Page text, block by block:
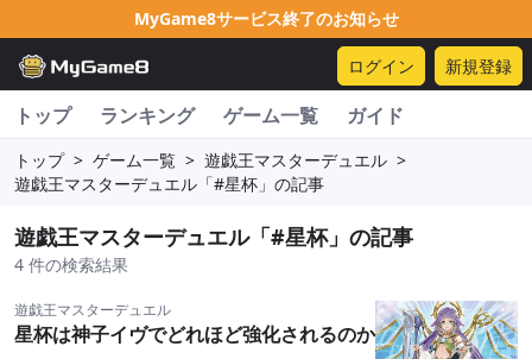
MyGame8サービス終了のお知らせ
ログイン 新規登録
トップ ランキング ゲーム一覧 ガイド
トップ > ゲーム一覧 > 遊戯王マスターデュエル >
遊戯王マスターデュエル「#星杯」の記事
遊戯王マスターデュエル「#星杯」の記事
4 件の検索結果
遊戯王マスターデュエル
星杯は神子イヴでどれほど強化されるのか